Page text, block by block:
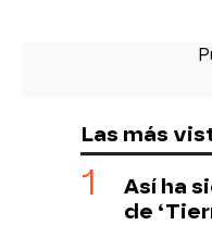
Las más
Así ha
de